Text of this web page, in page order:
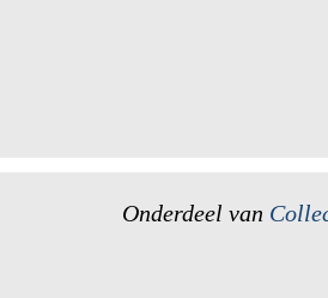
Onderdeel van